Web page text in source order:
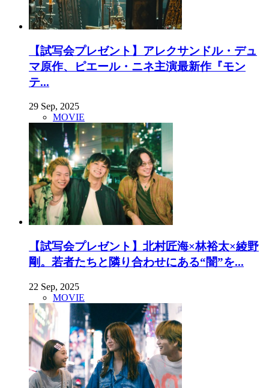
【試写会プレゼント】アレクサンドル・デュ
マ原作、ピエール・ニネ主演最新作『モン
テ...
29 Sep, 2025
MOVIE
【試写会プレゼント】北村匠海×林裕太×綾野
剛。若者たちと隣り合わせにある“闇”を...
22 Sep, 2025
MOVIE